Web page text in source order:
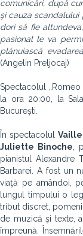
comunicări, după
şi cauza
dori să fie
pasional le va
plănuiască
(Angelin Preljocaj)
Spectacolul
la ora 20:00, la
București.
În spectacolul
Juliette Binoche ,
pianistul Alexandre
Barbarei. A fost un
viaţă pe amândoi,
lungul timpului o
tribut discret,
de muzică şi texte,
împreună.